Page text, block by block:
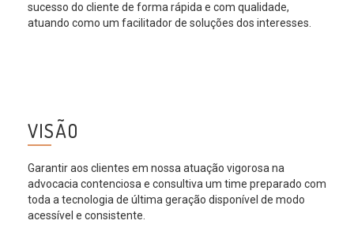
sucesso do cliente de forma rápida e com qualidade,
atuando como um facilitador de soluções dos interesses.
VISÃO
Garantir aos clientes em nossa atuação vigorosa na
advocacia contenciosa e consultiva um time preparado com
toda a tecnologia de última geração disponível de modo
acessível e consistente.